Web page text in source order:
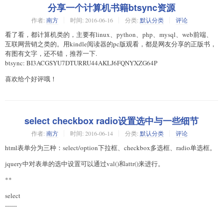
分享一个计算机书籍btsync资源
作者: 南方 时间: 2016-06-16 分类: 默认分类 评论
看了看，都计算机类的，主要有linux、python、php、mysql、web前端、
互联网营销之类的。用kindle阅读器的pc版观看，都是网友分享的正版书，
有图有文字，还不错，推荐一下.
btsync: BI3ACGSYU7DTURRU44AKLJ6FQNYXZG64P
喜欢给个好评哦！
select checkbox radio设置选中与一些细节
作者: 南方 时间: 2016-06-14 分类: 默认分类 评论
html表单分为三种：select/option下拉框、checkbox多选框、radio单选框。
jquery中对表单的选中设置可以通过val()和attr()来进行。
**
select
------